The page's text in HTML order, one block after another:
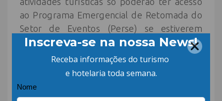
ao Programa Emergencial de Retomada do
Setor de Eventos (Perse) se estiverem
inscritas no Cadastur, como estabelece a
Portaria n° 7.163/2021 do Ministério da
Economia. É o caso de empresas de
realização ou comercialização de
congressos, eventos esportivos, feiras de